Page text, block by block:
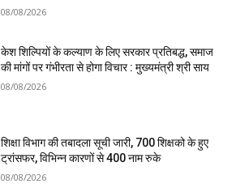
08/08/2026
केश शिल्पियों के कल्याण के लिए सरकार प्रतिबद्ध, समाज
की मांगों पर गंभीरता से होगा विचार : मुख्यमंत्री श्री साय
08/08/2026
शिक्षा विभाग की तबादला सूची जारी, 700 शिक्षको के हुए
ट्रांसफर, विभिन्न कारणों से 400 नाम रुके
08/08/2026